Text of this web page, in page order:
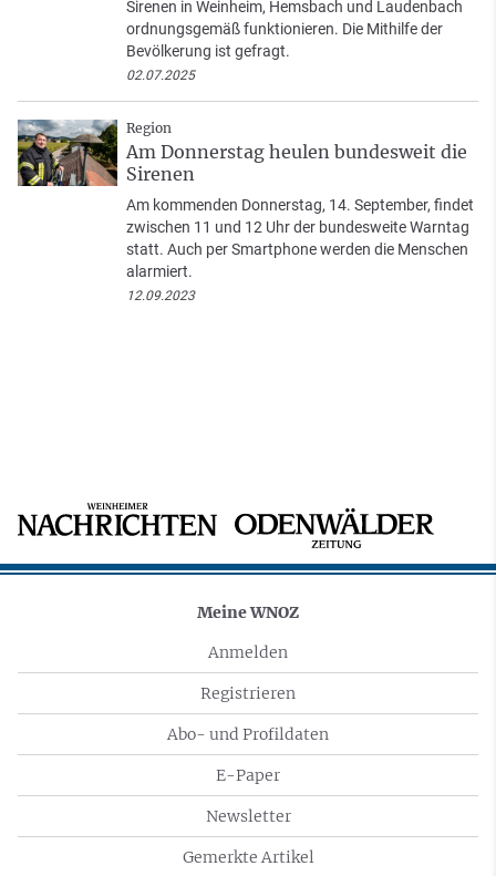
Sirenen in Weinheim, Hemsbach und Laudenbach
ordnungsgemäß funktionieren. Die Mithilfe der
Bevölkerung ist gefragt.
02.07.2025
Region
Am Donnerstag heulen bundesweit die
Sirenen
Am kommenden Donnerstag, 14. September, findet
zwischen 11 und 12 Uhr der bundesweite Warntag
statt. Auch per Smartphone werden die Menschen
alarmiert.
12.09.2023
Meine WNOZ
Anmelden
Registrieren
Abo- und Profildaten
E-Paper
Newsletter
Gemerkte Artikel